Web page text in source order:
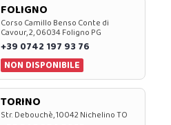
FOLIGNO
Corso Camillo Benso Conte di
Cavour, 2, 06034 Foligno PG
+39 0742 197 93 76
NON DISPONIBILE
TORINO
Str. Debouchè, 10042 Nichelino TO